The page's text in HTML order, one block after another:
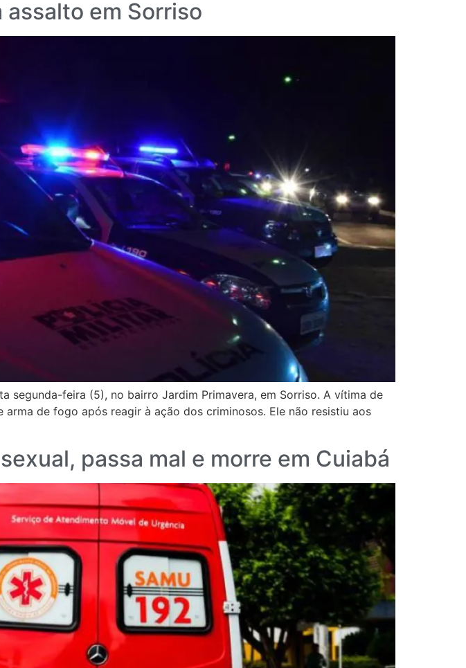
em Sorriso
segunda-feira (5), no bairro Jardim Primavera, em Sorriso. A vítima de
de fogo após reagir à ação dos criminosos. Ele não resistiu aos
passa mal e morre em Cuiabá